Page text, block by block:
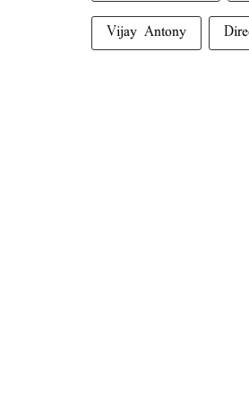
Vijay Antony